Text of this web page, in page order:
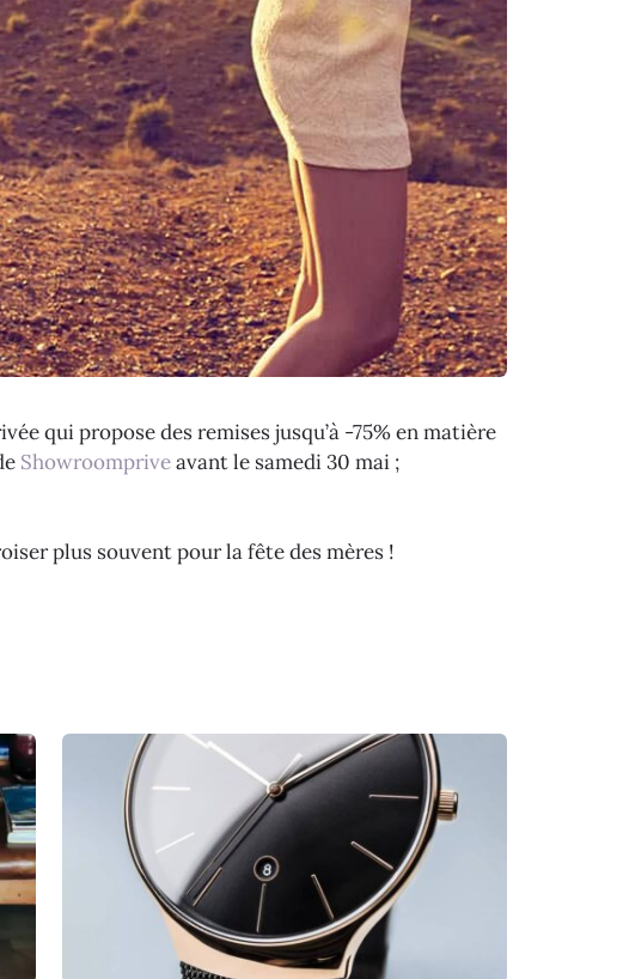
qui propose des remises jusqu’à -75% en matière
Showroompriveavant le samedi 30 mai ;
plus souvent pour la fête des mères !